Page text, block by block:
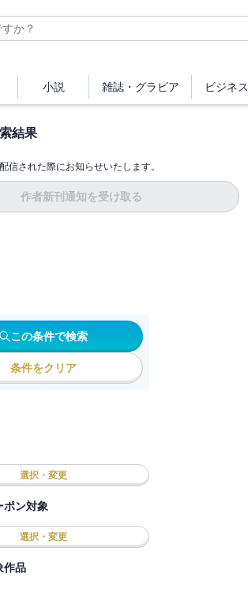
小説 雑誌・ グラビア ビジネス
結果
信された際にお知らせいたします。
作者新刊通知を受け取る
この条件で検索
条件をクリア
選択・変更
ポン対象
選択・変更
作品